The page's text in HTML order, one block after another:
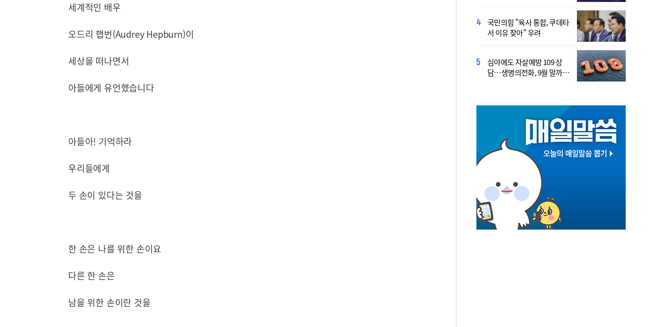
세계적인 배우
오드리 햅번(Audrey Hepburn)이
세상을 떠나면서
아들에게 유언했습니다
아들아! 기억하라
우리들에게
두 손이 있다는 것을
한 손은 나를 위한 손이요
다른 한 손은
남을 위한 손이란 것을
국민의힘 "육사 통합, 쿠데타
서 이유 찾아" 우려
심야에도 자살예방 109 상
담…생명의전화, 9월 말까지
靑, 김용범 책임론에 "지금은
대책 챙기는 게 더 중요"
국가보훈부, 미국서 첫 국제
보훈컨퍼런스 연다